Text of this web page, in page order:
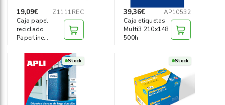
19,09€
Z1111REC
Caja papel
reciclado
Paperline
A4 80
39,36€
AP10532
Caja etiquetas
Multi3 210x148
500h
Stock Stock